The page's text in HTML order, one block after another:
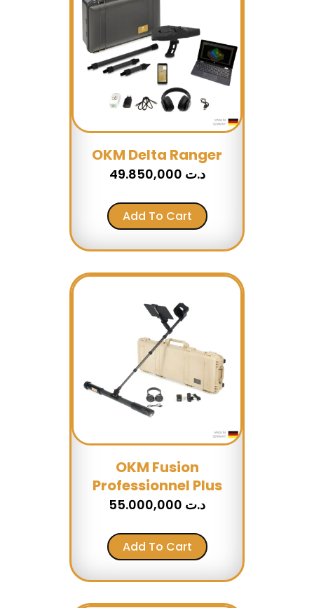
OKM Delta Ranger
د.ت
Add To Cart
OKM Fusion
Professionnel Plus
د.ت
Add To Cart